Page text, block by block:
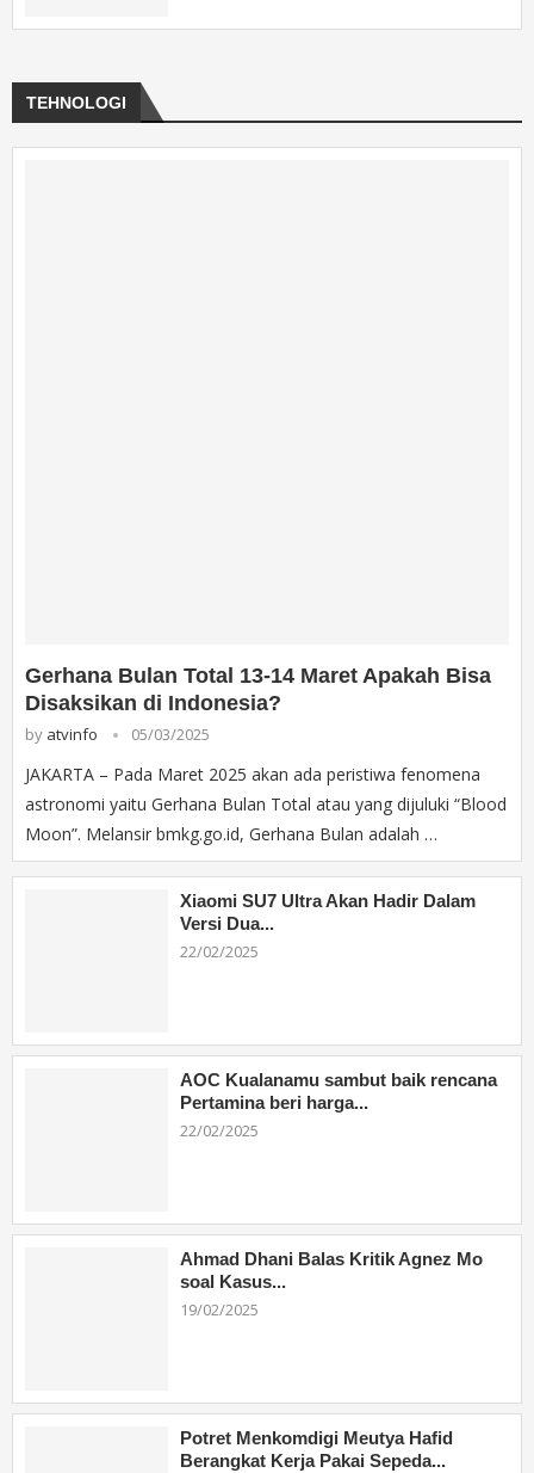
TEHNOLOGI
Gerhana Bulan Total 13-14 Maret Apakah Bisa
Disaksikan di Indonesia?
by atvinfo 05/03/2025
JAKARTA – Pada Maret 2025 akan ada peristiwa fenomena
astronomi yaitu Gerhana Bulan Total atau yang dijuluki “Blood
Moon”. Melansir bmkg.go.id, Gerhana Bulan adalah …
Xiaomi SU7 Ultra Akan Hadir Dalam
Versi Dua...
22/02/2025
AOC Kualanamu sambut baik rencana
Pertamina beri harga...
22/02/2025
Ahmad Dhani Balas Kritik Agnez Mo
soal Kasus...
19/02/2025
Potret Menkomdigi Meutya Hafid
Berangkat Kerja Pakai Sepeda...